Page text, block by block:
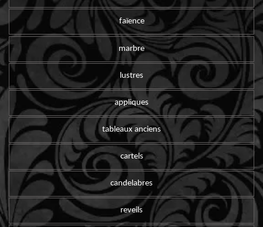
faïence
marbre
lustres
appliques
tableaux anciens
cartels
candelabres
reveils